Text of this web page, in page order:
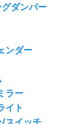
ダンパー
ンダー
ラー
イト
/スイッチ